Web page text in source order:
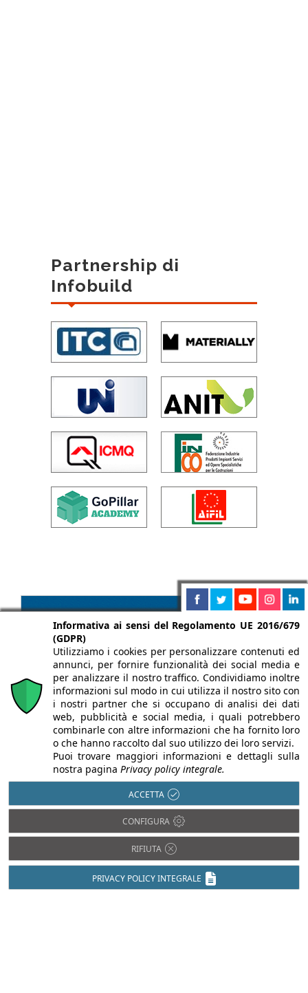
Partnership di
Infobuild
Per la tua pubblicità
newsletter
Informativa ai sensi del Regolamento UE 2016/679
(GDPR)
Utilizziamo i cookies per personalizzare contenuti ed
annunci, per fornire funzionalità dei social media e
per analizzare il nostro traffico. Condividiamo inoltre
informazioni sul modo in cui utilizza il nostro sito con
i nostri partner che si occupano di analisi dei dati
web, pubblicità e social media, i quali potrebbero
combinarle con altre informazioni che ha fornito loro
o che hanno raccolto dal suo utilizzo dei loro servizi.
Puoi trovare maggiori informazioni e dettagli sulla
nostra pagina Privacy policy integrale.
ACCETTA
CONFIGURA
RIFIUTA
PRIVACY POLICY INTEGRALE